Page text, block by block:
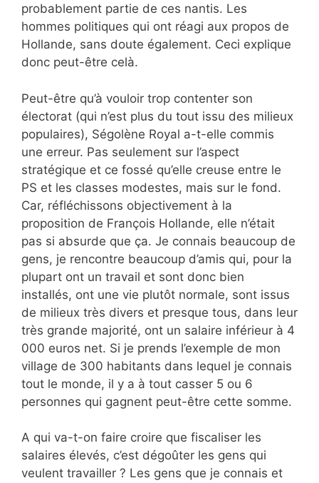
probablement partie de ces nantis. Les
hommes politiques qui ont réagi aux propos de
Hollande, sans doute également. Ceci explique
donc peut-être celà.
Peut-être qu’à vouloir trop contenter son
électorat (qui n’est plus du tout issu des milieux
populaires), Ségolène Royal a-t-elle commis
une erreur. Pas seulement sur l’aspect
stratégique et ce fossé qu’elle creuse entre le
PS et les classes modestes, mais sur le fond.
Car, réfléchissons objectivement à la
proposition de François Hollande, elle n’était
pas si absurde que ça. Je connais beaucoup de
gens, je rencontre beaucoup d’amis qui, pour la
plupart ont un travail et sont donc bien
installés, ont une vie plutôt normale, sont issus
de milieux très divers et presque tous, dans leur
très grande majorité, ont un salaire inférieur à 4
000 euros net. Si je prends l’exemple de mon
village de 300 habitants dans lequel je connais
tout le monde, il y a à tout casser 5 ou 6
personnes qui gagnent peut-être cette somme.
A qui va-t-on faire croire que fiscaliser les
salaires élevés, c’est dégoûter les gens qui
veulent travailler ? Les gens que je connais et